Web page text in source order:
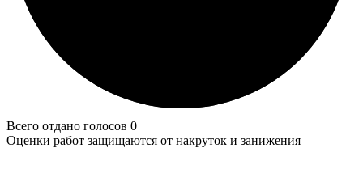
Всего отдано голосов 0
Оценки работ защищаются от накруток и занижения